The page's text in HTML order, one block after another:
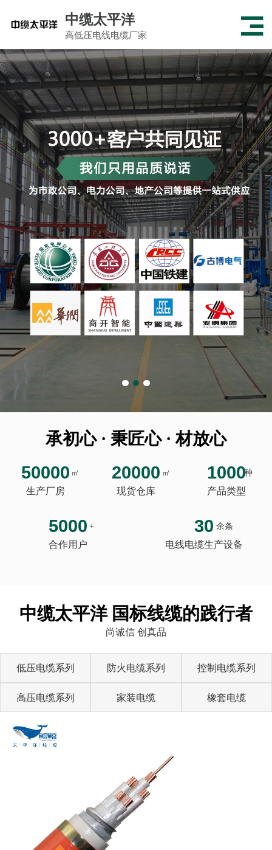
中缆太平洋
高低压电线电缆厂家
承初心 · 秉匠心 · 材放心
50000 ㎡
生产厂房
20000 ㎡
现货仓库
1000种
产品类型
5000 +
合作用户
30 余条
电线电缆生产设备
中缆太平洋 国标线缆的践行者
尚诚信 创真品
低压电缆系列 防火电缆系列 控制电缆系列
高压电缆系列 家装电缆 橡套电缆